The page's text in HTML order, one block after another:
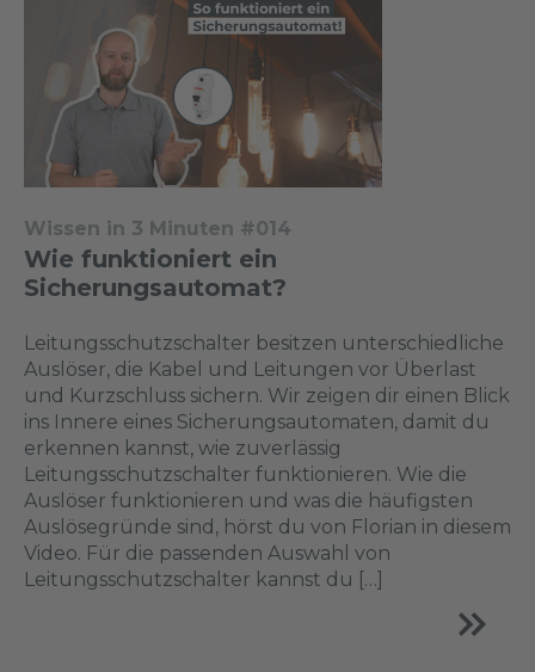
Wissen in 3 Minuten #014
Wie funktioniert ein
Sicherungsautomat?
Leitungsschutzschalter besitzen unterschiedliche
Auslöser, die Kabel und Leitungen vor Überlast
und Kurzschluss sichern. Wir zeigen dir einen Blick
ins Innere eines Sicherungsautomaten, damit du
erkennen kannst, wie zuverlässig
Leitungsschutzschalter funktionieren. Wie die
Auslöser funktionieren und was die häufigsten
Auslösegründe sind, hörst du von Florian in diesem
Video. Für die passenden Auswahl von
Leitungsschutzschalter kannst du […]